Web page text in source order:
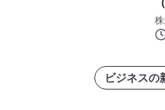
ビジネスの